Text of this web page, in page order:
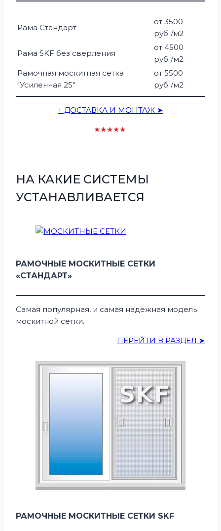
Рама Стандарт
от 3500
руб./м2
Рама SKF без сверления
от 4500
руб./м2
Рамочная москитная сетка
"Усиленная 25"
от 5500
руб./м2
+ ДОСТАВКА И МОНТАЖ ➤
★★★★★
НА КАКИЕ СИСТЕМЫ
УСТАНАВЛИВАЕТСЯ
РАМОЧНЫЕ МОСКИТНЫЕ СЕТКИ
«СТАНДАРТ»
Самая популярная, и самая надёжная модель
москитной сетки.
ПЕРЕЙТИ В РАЗДЕЛ ➤
РАМОЧНЫЕ МОСКИТНЫЕ СЕТКИ SKF